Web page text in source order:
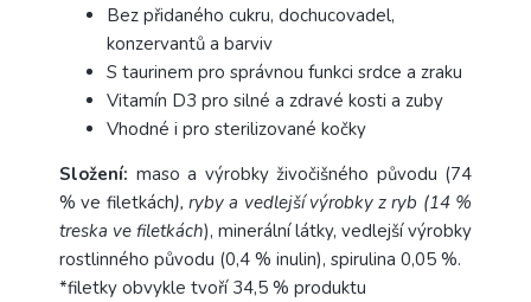
Bez přidaného cukru, dochucovadel,
konzervantů a barviv
S taurinem pro správnou funkci srdce a zraku
Vitamín D3 pro silné a zdravé kosti a zuby
Vhodné i pro sterilizované kočky
Složení: maso a výrobky živočišného původu (74
% ve filetkách), ryby a vedlejší výrobky z ryb (14 %
treska ve filetkách), minerální látky, vedlejší výrobky
rostlinného původu (0,4 % inulin), spirulina 0,05 %.
*filetky obvykle tvoří 34,5 % produktu